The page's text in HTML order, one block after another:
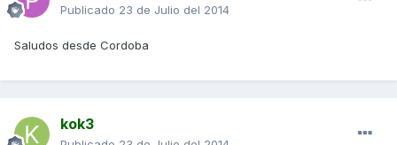
Publicado 23 de Julio del 2014
Saludos desde Cordoba
kok3